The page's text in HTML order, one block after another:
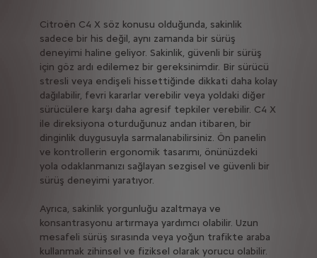
Citroën C4 X söz konusu olduğunda, sakinlik
sadece bir his değil, aynı zamanda bir sürüş
deneyimi haline geliyor. Sakinlik, güvenli bir sürüş
için göz ardı edilemez bir gereksinimdir. Bir sürücü
stresli veya endişeli hissettiğinde dikkati daha kolay
dağılabilir, fevri kararlar verebilir veya yoldaki diğer
sürücülere karşı daha agresif tepkiler verebilir. C4 X
ile direksiyona oturduğunuz andan itibaren, bir
dinginlik duygusuyla sarmalanabilirsiniz. Ön panelin
ve kontrollerin ergonomik tasarımı, önünüzdeki
yola odaklanmanızı sağlayan sezgisel ve güvenli bir
sürüş deneyimi yaratıyor.
Ayrıca, sakinlik yorgunluğu azaltmaya ve
konsantrasyonu artırmaya yardımcı olabilir. Uzun
mesafeli sürüş sırasında veya yoğun trafikte araba
kullanmak zihinsel ve fiziksel olarak yorucu olabilir.